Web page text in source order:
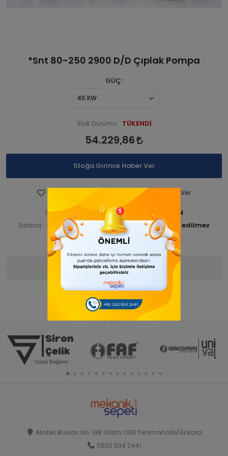
*Snt 80-250 2900 D/D Çıplak Pompa
GÜÇ
Stok Durumu: TÜKENDİ
54.229,86
Stoğa Girince Haber Ver
Fiyatı Düşünce Haber Ver
Ürün Kodu: STNSNT290 001571-ANA ÜRN
Barkod: STNSNT29000159 İade Bilgisi:
Ürün Bilgisi Yorumlar
Alınteri Bulvarı No: 198 Ostim OSB Yenimahalle/Ankara
0530 834 2441